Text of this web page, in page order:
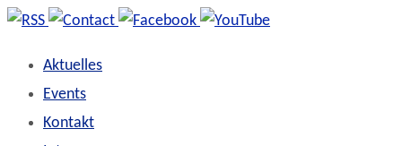
Zum
springen
Aktuelles
Events
Kontakt